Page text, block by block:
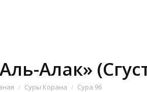
Алак»
Суры Корана Сура 96